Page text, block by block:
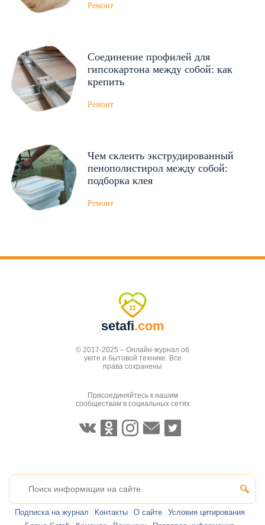
Ремонт
Соединение профилей для
гипсокартона между собой: как
крепить
Ремонт
Чем склеить экструдированный
пенополистирол между собой:
подборка клея
Ремонт
setafi.com
© 2017-2025 – Онлайн-журнал об
уюте и бытовой технике. Все
права сохранены
Присоединяйтесь к нашим
сообществам в социальных сетях
Подписка на журнал Контакты О сайте
Условия цитирования